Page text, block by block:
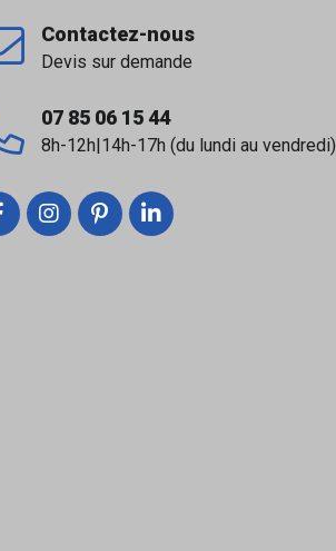
Contactez-nous
Devis sur demande
07 85 06 15 44
8h-12h|14h-17h (du lundi au vendredi)